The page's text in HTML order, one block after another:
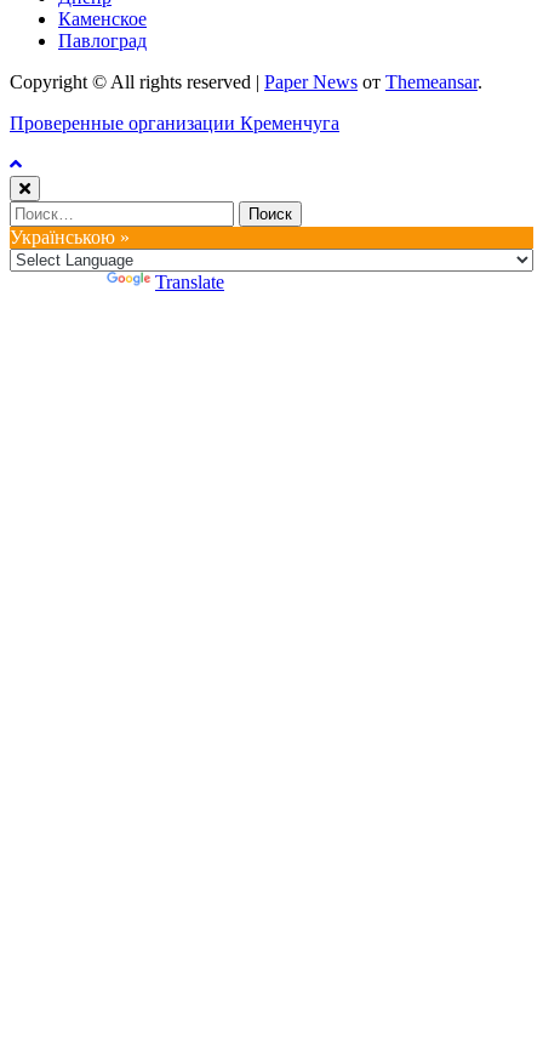
Каменское
Павлоград
Copyright © All rights reserved | Paper News от Themeansar.
Проверенные организации Кременчуга
Найти:
Українською »
Translate